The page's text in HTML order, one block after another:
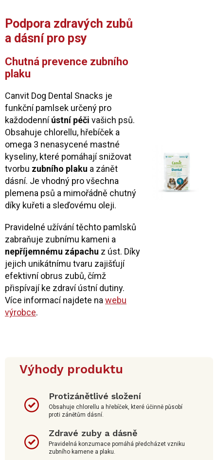
Podpora zdravých zubů
a dásní pro psy
Chutná prevence zubního
plaku
Canvit Dog Dental Snacks je
funkční pamlsek určený pro
každodenníústní péči vašich psů.
Obsahuje chlorellu, hřebíček a
omega 3 nenasycené mastné
kyseliny, které pomáhají snižovat
tvorbu zubního plaku a zánět
dásní. Je vhodný pro všechna
plemena psů a mimořádně chutný
díky kuřeti a sleďovému oleji.
Pravidelné užívání těchto pamlsků
zabraňuje zubnímu kameni a
nepříjemnému zápachu z úst. Díky
jejich unikátnímu tvaru zajišťují
efektivní obrus zubů, čímž
přispívají ke zdraví ústní dutiny.
Více informací najdete na webu
výrobce.
Výhody produktu
Protizánětlivé složení
Obsahuje chlorellu a hřebíček, které účinně působí
proti zánětům dásní.
Zdravé zuby a dásně
Pravidelná konzumace pomáhá předcházet vzniku
zubního kamene a plaku.